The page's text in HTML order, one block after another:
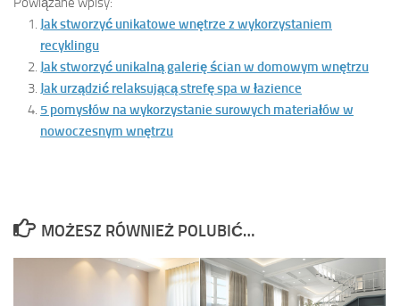
Jak stworzyć unikatowe wnętrze z wykorzystaniem
recyklingu
Jak stworzyć unikalną galerię ścian w domowym wnętrzu
Jak urządzić relaksującą strefę spa w łazience
5 pomysłów na wykorzystanie surowych materiałów w
nowoczesnym wnętrzu
MOŻESZ RÓWNIEŻ POLUBIĆ…